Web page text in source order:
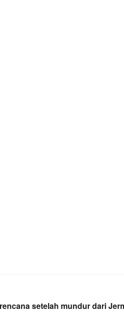
setelah mundur dari